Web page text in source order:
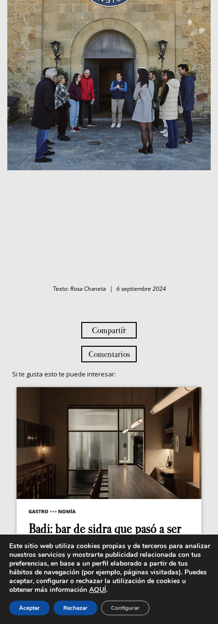
Texto: Rosa Chaneta | 6 septiembre 2024
Compartir
Comentarios
Si te gusta esto te puede interesar:
Badi: bar de sidra que pasó a ser
restaurante en...
El espacio, los materiales, el ambiente, lo que se
sirve en el plato y en la copa. Todo importa...
Este sitio web utiliza cookies propias y de terceros para analizar
nuestros servicios y mostrarte publicidad relacionada con tus
preferencias, en base a un perfil elaborado a partir de tus
hábitos de navegación (por ejemplo, páginas visitadas). Puedes
aceptar, configurar o rechazar la utilización de cookies u
obtener más información AQUÍ.
Aceptar Rechazar Configurar